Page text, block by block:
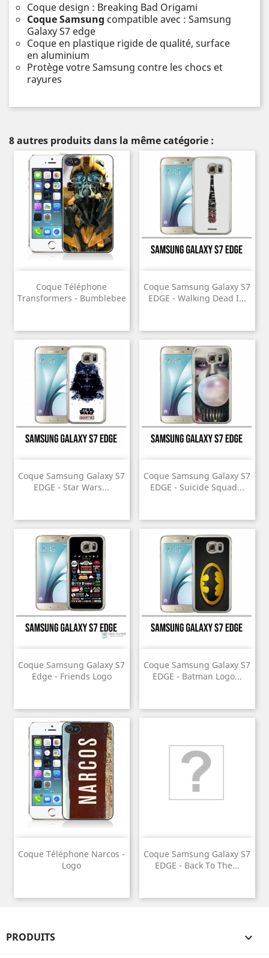
Coque design : Breaking Bad Origami
Coque Samsung compatible avec : Samsung
Galaxy S7 edge
Coque en plastique rigide de qualité, surface
en aluminium
Protège votre Samsung contre les chocs et
rayures
8 autres produits dans la même catégorie :
Coque Téléphone
Transformers - Bumblebee
Coque Samsung Galaxy S7
EDGE - Walking Dead I...
Coque Samsung Galaxy S7
EDGE - Star Wars...
Coque Samsung Galaxy S7
EDGE - Suicide Squad...
Coque Samsung Galaxy S7
Edge - Friends Logo
Coque Samsung Galaxy S7
EDGE - Batman Logo...
Coque Téléphone Narcos -
Logo
Coque Samsung Galaxy S7
EDGE - Back To The...
PRODUITS 